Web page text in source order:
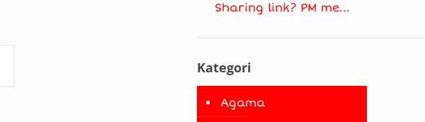
Sharing link? PM me...
Kategori
Agama